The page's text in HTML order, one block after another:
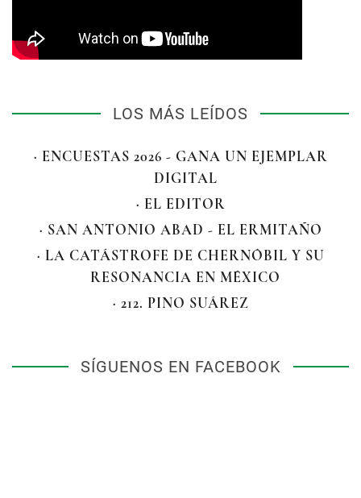
LOS MÁS LEÍDOS
· ENCUESTAS 2026 - GANA UN EJEMPLAR
DIGITAL
· EL EDITOR
· SAN ANTONIO ABAD - EL ERMITAÑO
· LA CATÁSTROFE DE CHERNÓBIL Y SU
RESONANCIA EN MÉXICO
· 212. PINO SUÁREZ
SÍGUENOS EN FACEBOOK